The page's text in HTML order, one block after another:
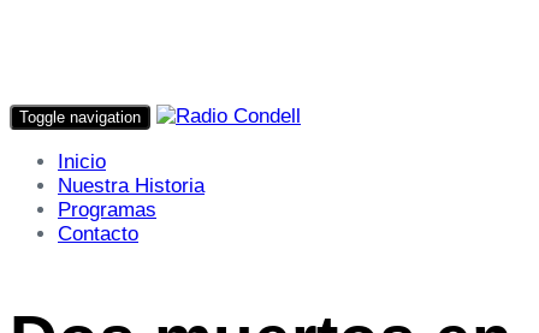
Toggle navigation
Inicio
Nuestra Historia
Programas
Contacto